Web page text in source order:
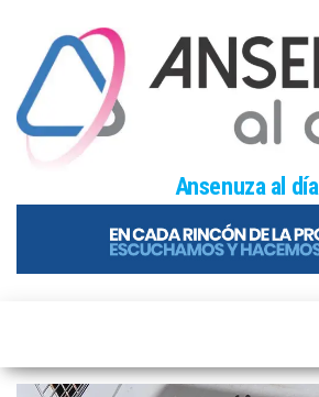
content
Ansenuza al día